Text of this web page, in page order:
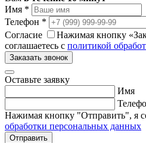
Имя *
Телефон *
Согласие
Нажимая кнопку
соглашаетесь с политикой
Заказать звонок
Оставьте заявку
Имя
Нажимая кнопку "Отправить", я
обработки персональных данных
Отправить